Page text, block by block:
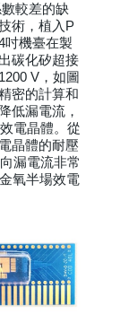
較差的缺
術，植入P
吋機臺在製
碳化矽超接
V，如圖
密的計算和
低漏電流，
電晶體。從
晶體的耐壓
漏電流非常
氧半場效電